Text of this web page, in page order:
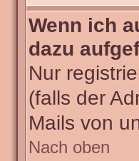
Wenn ich
dazu
Nur
(falls der
Mails von
Nach oben